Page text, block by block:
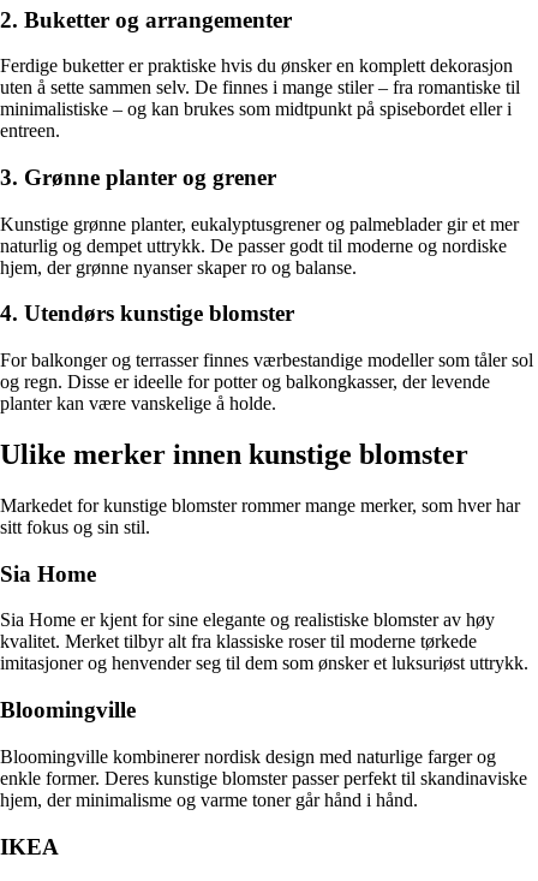
2. Buketter og arrangementer
Ferdige buketter er praktiske hvis du ønsker en komplett dekorasjon
uten å sette sammen selv. De finnes i mange stiler – fra romantiske til
minimalistiske – og kan brukes som midtpunkt på spisebordet eller i
entreen.
3. Grønne planter og grener
Kunstige grønne planter, eukalyptusgrener og palmeblader gir et mer
naturlig og dempet uttrykk. De passer godt til moderne og nordiske
hjem, der grønne nyanser skaper ro og balanse.
4. Utendørs kunstige blomster
For balkonger og terrasser finnes værbestandige modeller som tåler sol
og regn. Disse er ideelle for potter og balkongkasser, der levende
planter kan være vanskelige å holde.
Ulike merker innen kunstige blomster
Markedet for kunstige blomster rommer mange merker, som hver har
sitt fokus og sin stil.
Sia Home
Sia Home er kjent for sine elegante og realistiske blomster av høy
kvalitet. Merket tilbyr alt fra klassiske roser til moderne tørkede
imitasjoner og henvender seg til dem som ønsker et luksuriøst uttrykk.
Bloomingville
Bloomingville kombinerer nordisk design med naturlige farger og
enkle former. Deres kunstige blomster passer perfekt til skandinaviske
hjem, der minimalisme og varme toner går hånd i hånd.
IKEA